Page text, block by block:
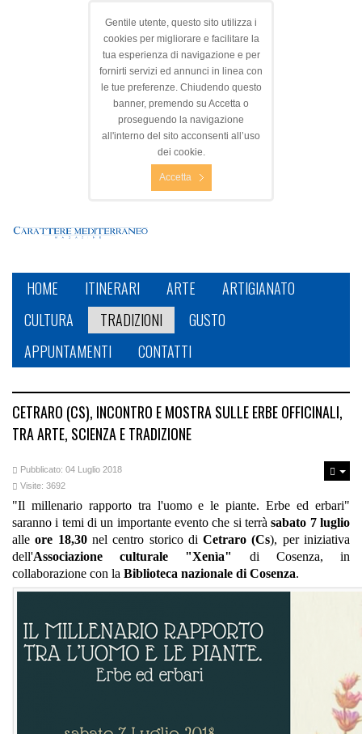
Gentile utente, questo sito utilizza i
cookies per migliorare e facilitare la
tua esperienza di navigazione e per
fornirti servizi ed annunci in linea con
le tue preferenze. Chiudendo questo
banner, premendo su Accetta o
proseguendo la navigazione
all'interno del sito acconsenti all’uso
dei cookie.
Accetta
HOME ITINERARI ARTE
ARTIGIANATO
CULTURA
TRADIZIONI
GUSTO
APPUNTAMENTI
CONTATTI
CETRARO (CS), INCONTRO E MOSTRA SULLE ERBE OFFICINALI,
TRA ARTE, SCIENZA E TRADIZIONE
Pubblicato: 04 Luglio 2018
Visite: 3692
"Il millenario rapporto tra l'uomo e le piante. Erbe ed erbari"
saranno i temi di un importante evento che si terràsabato 7 luglio
alle ore 18,30nel centro storico diCetraro (Cs), per iniziativa
dell'Associazione culturale "Xenìa"
di Cosenza, in
collaborazione con la Biblioteca nazionale di Cosenza.